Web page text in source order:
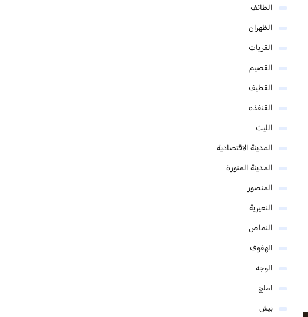
الطائف
الظهران
القريات
القصيم
القطيف
القنفذه
الليث
المدينة الاقتصادية
المدينة المنورة
المنصور
النعيرية
النماص
الهفوف
الوجه
املج
بيش